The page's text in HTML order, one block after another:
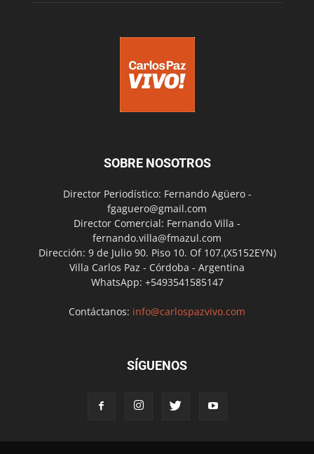
SOBRE NOSOTROS
Director Periodístico: Fernando Agüero -
fgaguero@gmail.com
Director Comercial: Fernando Villa -
fernando.villa@fmazul.com
Dirección: 9 de Julio 90. Piso 10. Of 107.(X5152EYN)
Villa Carlos Paz - Córdoba - Argentina
WhatsApp: +5493541585147
Contáctanos: info@carlospazvivo.com
SÍGUENOS